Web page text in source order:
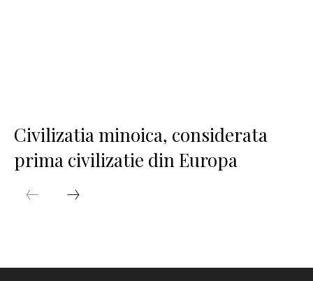
Civilizatia minoica, considerata
prima civilizatie din Europa